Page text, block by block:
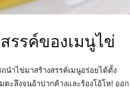
รรค์ของเมนูไข่
นำไข่มาสร้างสรรค์เมนูอร่อยได้ตั้ง
ตะลึงจนอ้าปากค้างและร้องโอ้โห! ออก